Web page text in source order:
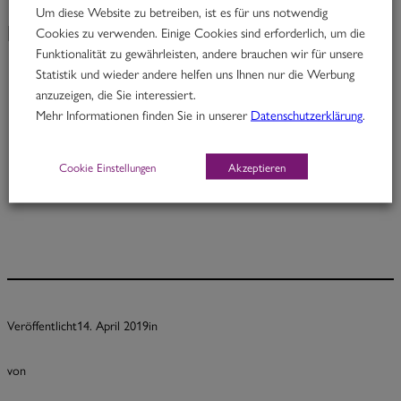
KW 16/19
Johnny Pepper
Portion 12,70
Veröffentlicht14. April 2019in
von
Um diese Website zu betreiben, ist es für uns notwendig
Cookies zu verwenden. Einige Cookies sind erforderlich, um die
Funktionalität zu gewährleisten, andere brauchen wir für unsere
Statistik und wieder andere helfen uns Ihnen nur die Werbung
anzuzeigen, die Sie interessiert.
Mehr Informationen finden Sie in unsererDatenschutzerklärung.
Cookie Einstellungen Akzeptieren